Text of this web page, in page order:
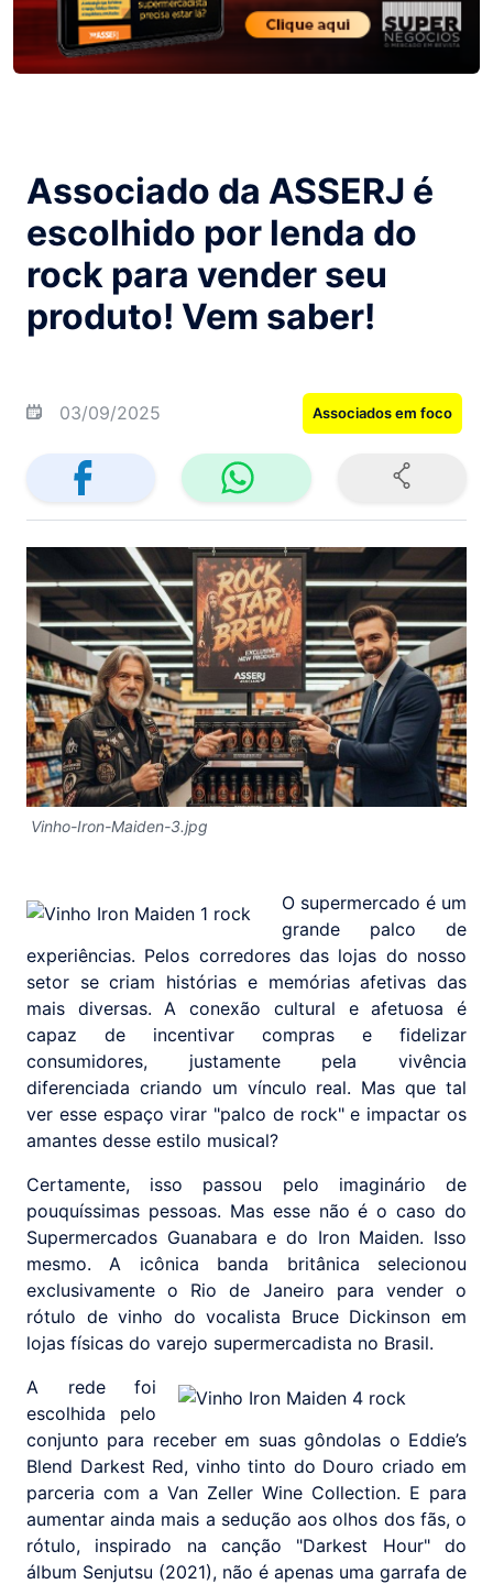
Associado da ASSERJ é
escolhido por lenda do
rock para vender seu
produto! Vem saber!
03/09/2025 Associados em foco
Vinho-Iron-Maiden-3.jpg
O supermercado é um
grande palco de
experiências. Pelos corredores das lojas do nosso
setor se criam histórias e memórias afetivas das
mais diversas. A conexão cultural e afetuosa é
capaz de incentivar compras e fidelizar
consumidores, justamente pela vivência
diferenciada criando um vínculo real. Mas que tal
ver esse espaço virar "palco de rock" e impactar os
amantes desse estilo musical?
Certamente, isso passou pelo imaginário de
pouquíssimas pessoas. Mas esse não é o caso do
Supermercados Guanabara e do Iron Maiden. Isso
mesmo. A icônica banda britânica selecionou
exclusivamente o Rio de Janeiro para vender o
rótulo de vinho do vocalista Bruce Dickinson em
lojas físicas do varejo supermercadista no Brasil.
A rede foi
escolhida pelo
conjunto para receber em suas gôndolas o Eddie’s
Blend Darkest Red, vinho tinto do Douro criado em
parceria com a Van Zeller Wine Collection. E para
aumentar ainda mais a sedução aos olhos dos fãs, o
rótulo, inspirado na canção "Darkest Hour" do
álbum Senjutsu (2021), não é apenas uma garrafa de